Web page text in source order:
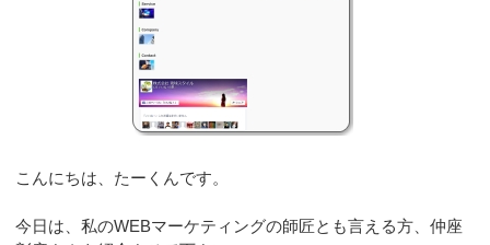
こんにちは、たーくんです。
今日は、私のWEBマーケティングの師匠とも言える方、仲座